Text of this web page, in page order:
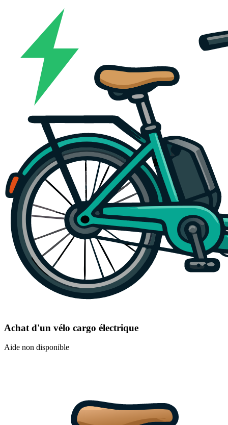
Achat d'un vélo cargo électrique
Aide non disponible